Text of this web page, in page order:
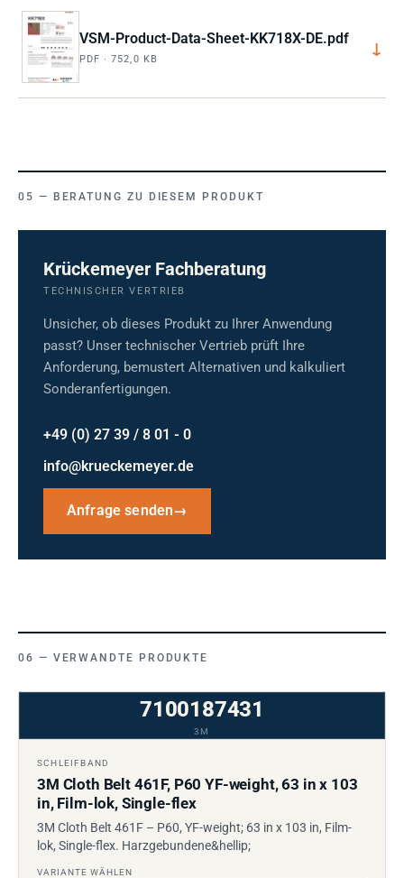
VSM-Product-Data-Sheet-KK718X-DE.pdf
PDF · 752,0 KB
↓
BERATUNG ZU DIESEM PRODUKT
Krückemeyer Fachberatung
TECHNISCHER VERTRIEB
Unsicher, ob dieses Produkt zu Ihrer Anwendung
passt? Unser technischer Vertrieb prüft Ihre
Anforderung, bemustert Alternativen und kalkuliert
Sonderanfertigungen.
+49 (0) 27 39 / 8 01 - 0
info@krueckemeyer.de
Anfrage senden→
VERWANDTE PRODUKTE
7100187431
3M
SCHLEIFBAND
3M Cloth Belt 461F, P60 YF-weight, 63 in x 103
in, Film-lok, Single-flex
3M Cloth Belt 461F – P60, YF-weight; 63 in x 103 in, Film-
lok, Single-flex. Harzgebundene&hellip;
VARIANTE WÄHLEN